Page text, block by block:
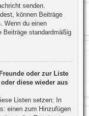
senden.
können Beiträge
Wenn du einen
Beiträge standardmäßig
oder zur Liste
diese wieder aus
Listen setzen: In
einen zum Hinzufügen